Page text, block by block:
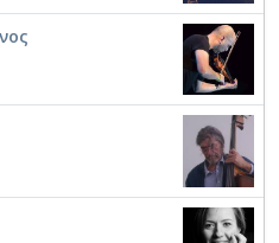
contrabass)
amigos 'Tangos a
bajan